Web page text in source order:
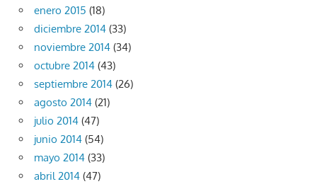
enero 2015 (18)
diciembre 2014 (33)
noviembre 2014 (34)
octubre 2014 (43)
septiembre 2014 (26)
agosto 2014 (21)
julio 2014 (47)
junio 2014 (54)
mayo 2014 (33)
abril 2014 (47)